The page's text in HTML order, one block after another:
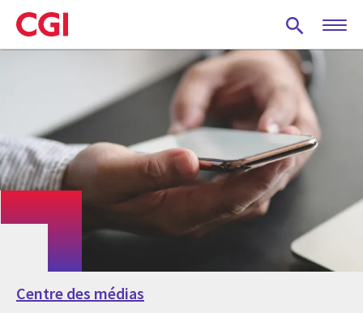
Skip
to
main
Centre des médias